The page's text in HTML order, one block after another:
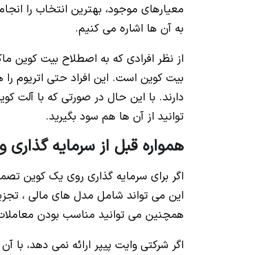
معیارهای موجود، بهترین انتخاب را
به آن ها اشاره می کنیم.
از نظر افرادی که به اصطلاح بیت کوین
بیت کوین است. این افراد حتی اتریوم
دارند. با این حال در صورتی که با آلت
توانید از آن ها هم سود بگیرید.
همواره قبل از سرمایه گذاری
اگر برای سرمایه گذاری روی یک کوین
همچنین می توانید مناسب بودن
اگر شرکتی وایت پیپر ارائه نمی دهد، با